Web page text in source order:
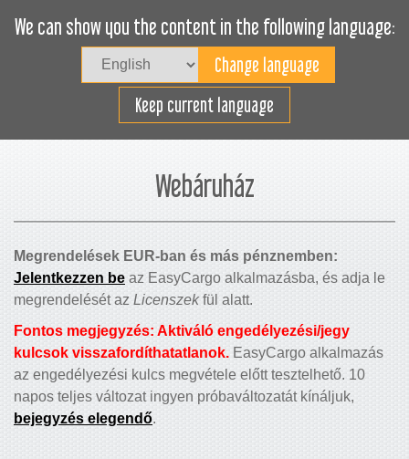
We can show you the content in the following language:
Keep current language
Rakodjon hatékonyan
Webáruház
Megrendelések EUR-ban és más pénznemben:
Jelentkezzen be az EasyCargo alkalmazásba, és adja le
megrendelését az Licenszekfül alatt.
Fontos megjegyzés: Aktiváló engedélyezési/jegy
kulcsok visszafordíthatatlanok. EasyCargo alkalmazás
az engedélyezési kulcs megvétele előtt tesztelhető. 10
napos teljes változat ingyen próbaváltozatát kínáljuk,
bejegyzés elegendő.